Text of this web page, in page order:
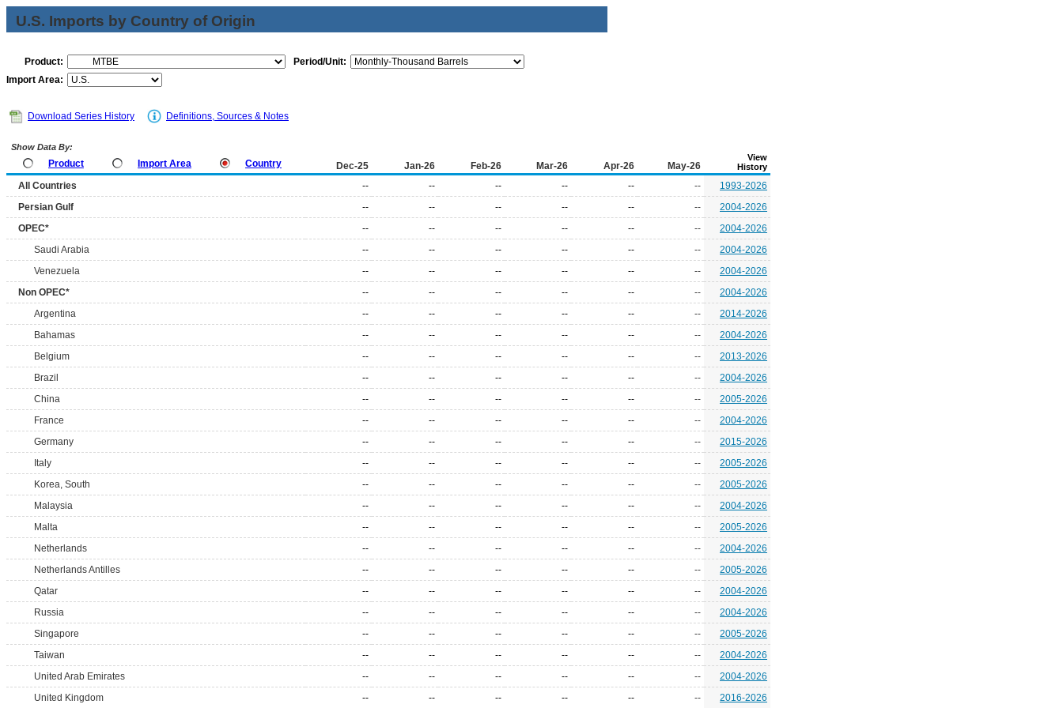
U.S. Imports by Country of Origin
Product:
Period/Unit:
Import Area:
Download Series History Definitions, Sources & Notes
Show Data By:
Product Import Area Country Dec-25 Jan-26 Feb-26 Mar-26 Apr-26 May-26
View
History
All Countries -- -- -- -- -- --
1993-2026
Persian Gulf
-- -- -- -- -- --
2004-2026
OPEC*
-- -- -- -- -- --
2004-2026
Saudi Arabia
-- -- -- -- -- --
2004-2026
Venezuela
-- -- -- -- -- --
2004-2026
Non OPEC*
-- -- -- -- -- --
2004-2026
Argentina
-- -- -- -- -- --
2014-2026
Bahamas
-- -- -- -- -- --
2004-2026
Belgium
-- -- -- -- -- --
2013-2026
Brazil
-- -- -- -- -- --
2004-2026
China
-- -- -- -- -- --
2005-2026
France
-- -- -- -- -- --
2004-2026
Germany
-- -- -- -- -- --
2015-2026
Italy
-- -- -- -- -- --
2005-2026
Korea, South
-- -- -- -- -- --
2005-2026
Malaysia
-- -- -- -- -- --
2004-2026
Malta
-- -- -- -- -- --
2005-2026
Netherlands
-- -- -- -- -- --
2004-2026
Netherlands Antilles
-- -- -- -- -- --
2005-2026
Qatar
-- -- -- -- -- --
2004-2026
Russia
-- -- -- -- -- --
2004-2026
Singapore
-- -- -- -- -- --
2005-2026
Taiwan
-- -- -- -- -- --
2004-2026
United Arab Emirates
-- -- -- -- -- --
2004-2026
United Kingdom
-- -- -- -- -- -- 2016-2026